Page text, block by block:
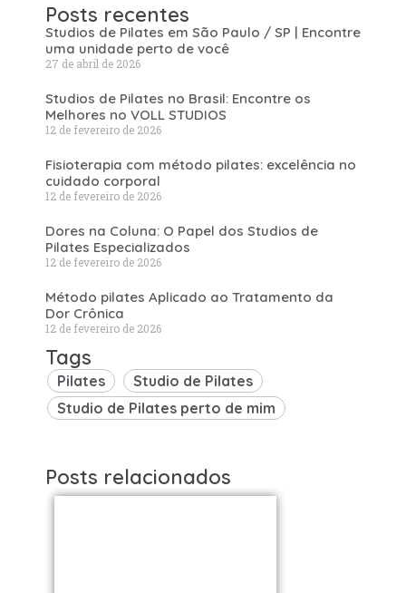
Posts recentes
Studios de Pilates em São Paulo / SP | Encontre
uma unidade perto de você
27 de abril de 2026
Studios de Pilates no Brasil: Encontre os
Melhores no VOLL STUDIOS
12 de fevereiro de 2026
Fisioterapia com método pilates: excelência no
cuidado corporal
12 de fevereiro de 2026
Dores na Coluna: O Papel dos Studios de
Pilates Especializados
12 de fevereiro de 2026
Método pilates Aplicado ao Tratamento da
Dor Crônica
12 de fevereiro de 2026
Tags
Pilates
Studio de Pilates
Studio de Pilates perto de mim
Posts relacionados